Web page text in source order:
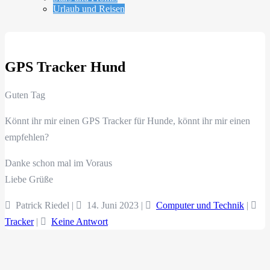
Urlaub und Reisen
GPS Tracker Hund
Guten Tag
Könnt ihr mir einen GPS Tracker für Hunde, könnt ihr mir einen
empfehlen?
Danke schon mal im Voraus
Liebe Grüße
Patrick Riedel | 14. Juni 2023 | Computer und Technik |
Tracker| Keine Antwort